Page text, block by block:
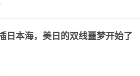
日本海，美日的双线噩梦开始了